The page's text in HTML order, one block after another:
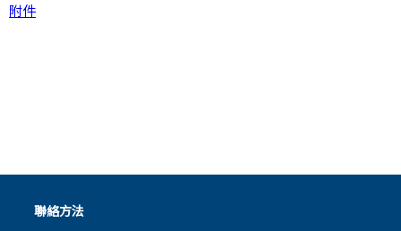
附件
聯絡方法